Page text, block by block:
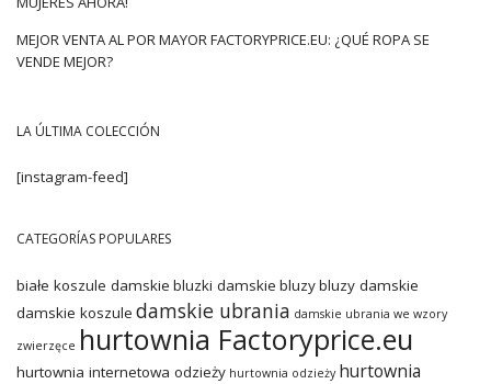
MEJOR VENTA AL POR MAYOR FACTORYPRICE.EU: ¿QUÉ ROPA SE
VENDE MEJOR?
LA ÚLTIMA COLECCIÓN
[instagram-feed]
CATEGORÍAS POPULARES
białe koszule damskie bluzki damskie bluzybluzy damskie
damskie koszule damskie ubrania damskie ubrania we wzory
zwierzęce hurtownia Factoryprice.eu
hurtownia internetowa odzieży hurtownia odzieży hurtownia